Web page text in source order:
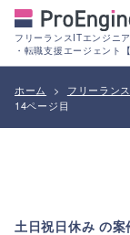
フリーランスITエンジニ
・転職支援エージェント
ホーム > フリーラン
14ページ目
土日祝日休み の案